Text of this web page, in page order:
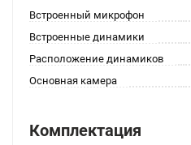
Встроенный микрофон
Встроенные динамики
Расположение динамиков
Основная камера
Комплектация